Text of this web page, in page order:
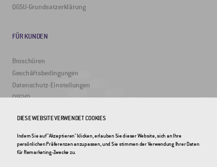
QGSU-Grundsatzerklärung
FÜR KUNDEN
Broschüren
Geschäftsbedingungen
Datenschutz-Einstellungen
DSGVO
2DRoad
DIESE WEBSITE VERWENDET COOKIES
Indem Sie auf "Akzeptieren" klicken, erlauben Sie dieser Website, sich an Ihre
persönlichen Präferenzen anzupassen, und Sie stimmen der Verwendung Ihrer Daten
für Remarketing-Zwecke zu.